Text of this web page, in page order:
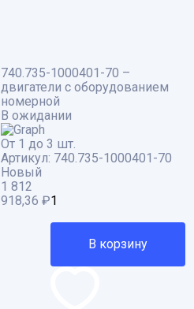
740.735-1000401-70 –
двигатели с оборудованием
номерной
В ожидании
От 1 до 3 шт.
Артикул: 740.735-1000401-70
Новый
1 812
918,36 ₽
В корзину